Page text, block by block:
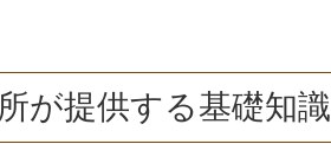
が提供する基礎知識